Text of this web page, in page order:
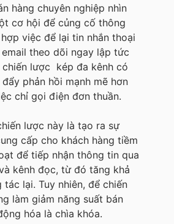
hàng chuyên nghiệp nhìn
cơ hội để củng cố thông
việc để lại tin nhắn thoại
theo dõi ngay lập tức
lược kép đa kênh có
phản hồi mạnh mẽ hơn
chỉ gọi điện đơn thuần.
lược này là tạo ra sự
cấp cho khách hàng tiềm
để tiếp nhận thông tin qua
kênh đọc, từ đó tăng khả
tác lại. Tuy nhiên, để chiến
làm giảm năng suất bán
hóa là chìa khóa.